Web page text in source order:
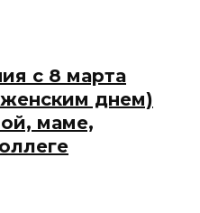
с 8 марта
днем)
маме,